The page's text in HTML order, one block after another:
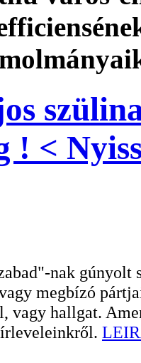
! <
nak
megbízó
vagy hallgat.